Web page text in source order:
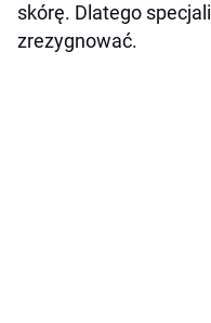
skórę. Dlatego
zrezygnować.